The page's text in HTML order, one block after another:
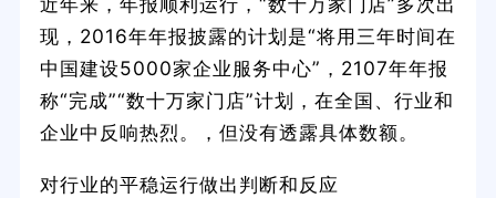
现，2016年年报披露的计划是“将用三年时间在
中国建设5000家企业服务中心”，2107年年报
称“完成”“数十万家门店”计划，在全国、行业和
企业中反响热烈。，但没有透露具体数额。
对行业的平稳运行做出判断和反应